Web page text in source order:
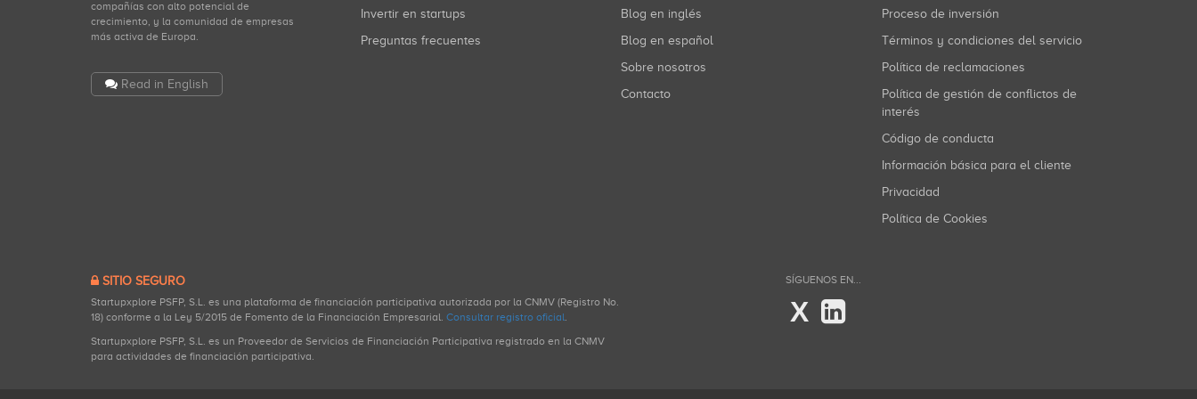
compañías con alto potencial de
crecimiento, y la comunidad de empresas
más activa de Europa.
Read in English
Invertir en startups
Preguntas frecuentes
Blog en inglés
Blog en español
Sobre nosotros
Contacto
Proceso de inversión
Términos y condiciones del servicio
Política de reclamaciones
Política de gestión de conflictos de
interés
Código de conducta
Información básica para el cliente
Privacidad
Política de Cookies
SITIO SEGURO
Startupxplore PSFP, S.L. es una plataforma de financiación participativa autorizada por la CNMV (Registro No.
18) conforme a la Ley 5/2015 de Fomento de la Financiación Empresarial. Consultar registro oficial.
Startupxplore PSFP, S.L. es un Proveedor de Servicios de Financiación Participativa registrado en la CNMV
para actividades de financiación participativa.
SÍGUENOS EN...
X